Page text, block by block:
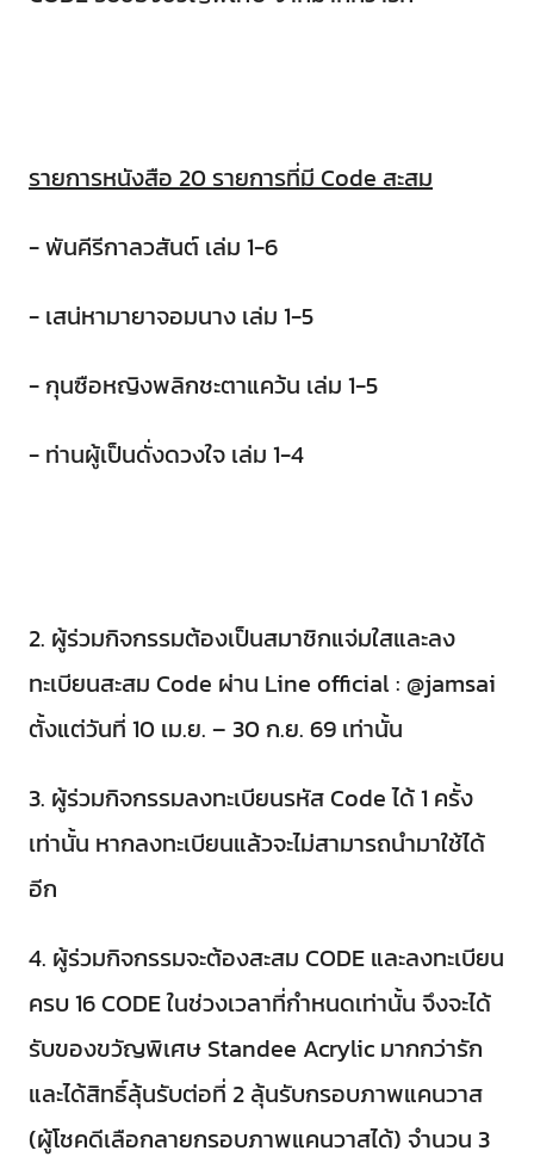
รายการหนังสือ 20 รายการที่มี Code สะสม
- พันคีรีกาลวสันต์ เล่ม 1-6
- เสน่หามายาจอมนาง เล่ม 1-5
- กุนซือหญิงพลิกชะตาแคว้น เล่ม 1-5
- ท่านผู้เป็นดั่งดวงใจ เล่ม 1-4
2. ผู้ร่วมกิจกรรมต้องเป็นสมาชิกแจ่มใสและลง
ทะเบียนสะสม Code ผ่าน Line official : @jamsai
ตั้งแต่วันที่ 10 เม.ย. – 30 ก.ย. 69 เท่านั้น
3. ผู้ร่วมกิจกรรมลงทะเบียนรหัส Code ได้ 1 ครั้ง
เท่านั้น หากลงทะเบียนแล้วจะไม่สามารถนำมาใช้ได้
อีก
4. ผู้ร่วมกิจกรรมจะต้องสะสม CODE และลงทะเบียน
ครบ 16 CODE ในช่วงเวลาที่กำหนดเท่านั้น จึงจะได้
รับของขวัญพิเศษ Standee Acrylic มากกว่ารัก
และได้สิทธิ์ลุ้นรับต่อที่ 2 ลุ้นรับกรอบภาพแคนวาส
(ผู้โชคดีเลือกลายกรอบภาพแคนวาสได้) จำนวน 3